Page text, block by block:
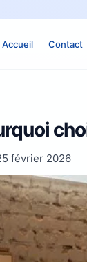
Accueil Contact
février 2026